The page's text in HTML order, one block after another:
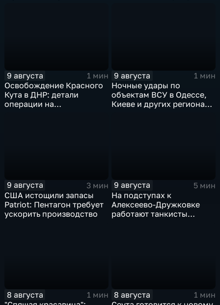
9 августа
1 мин
Освобождение Красного
Кута в ДНР: детали
операции на
9 августа
1 мин
Ночные удары по
объектам ВСУ в Одессе,
Киеве и других регионах
9 августа
3 мин
США истощили запасы
Patriot: Пентагон требует
ускорить производство
9 августа
5 мин
На подступах к
Алексеево-Дружковке
работают танкисты
8 августа
1 мин
8 августа
1 мин